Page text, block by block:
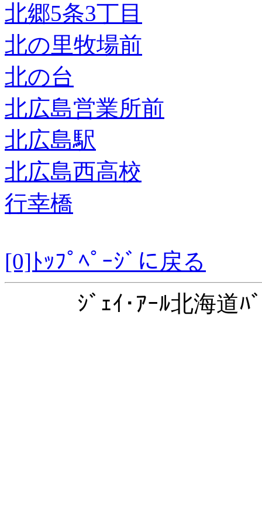
北郷5条3丁目
北の里牧場前
北の台
北広島営業所前
北広島駅
北広島西高校
行幸橋
[0]ﾄｯﾌﾟﾍﾟｰｼﾞに戻る
ｼﾞｪｲ･ｱｰﾙ北海道